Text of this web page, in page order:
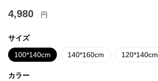
4,980 円
サイズ
100*140cm 140*160cm 120*140cm
カラー